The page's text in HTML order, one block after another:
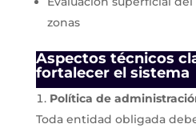
zonas
Aspectos técnicos
fortalecer el sistema
Política de
Toda entidad obligada